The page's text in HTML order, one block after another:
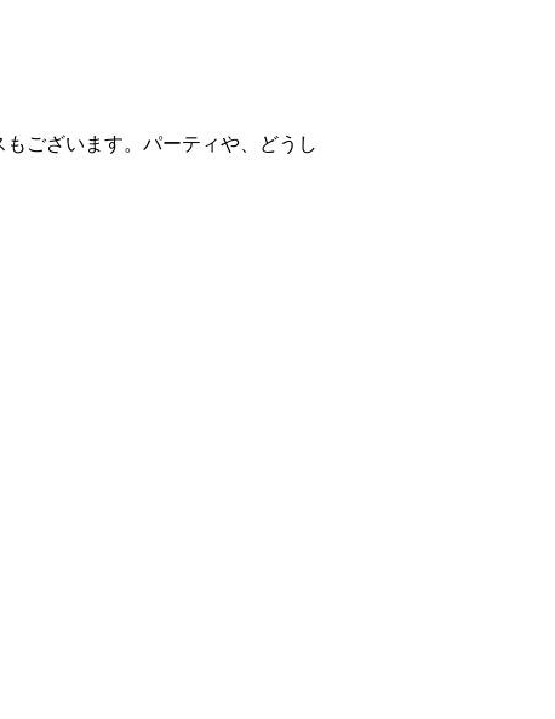
ございます。パーティや、どうし